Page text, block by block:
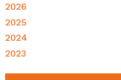
2026
2025
2024
2023